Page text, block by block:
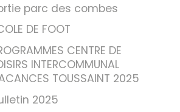
parc des combes
DE FOOT
CENTRE DE
INTERCOMMUNAL
TOUSSAINT 2025
2025